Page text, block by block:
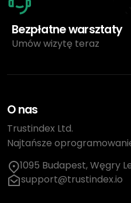
Bezpłatne warsztaty
Umów wizytę teraz
O nas
Trustindex Ltd.
Najtańsze
1095 Budapest, Węgry
support@trustindex.io